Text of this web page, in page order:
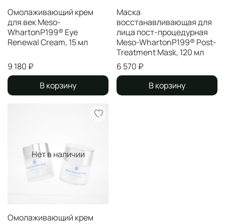
Омолаживающий крем
для век Meso-
WhartonP199® Eye
Renewal Cream, 15 мл
9 180 ₽
В корзину
Маска
восстанавливающая для
лица пост-процедурная
Meso-WhartonP199® Post-
Treatment Mask, 120 мл
6 570 ₽
В корзину
Нет в наличии
Омолаживающий крем